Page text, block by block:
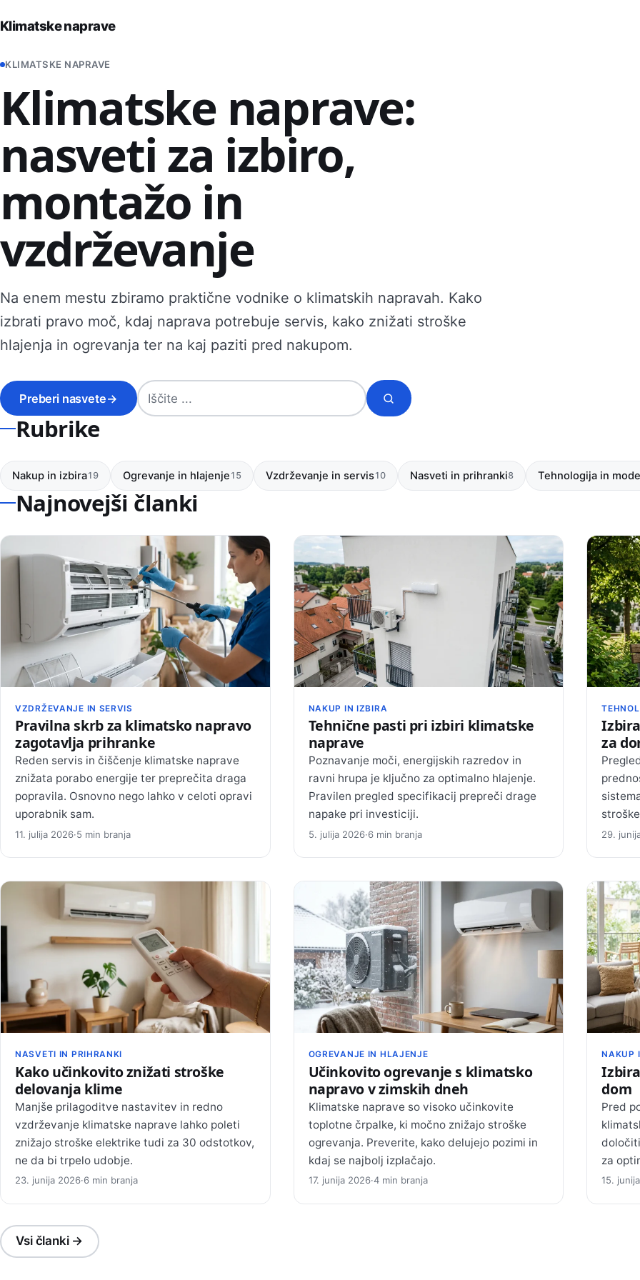
Klimatske naprave
Iskanje po strani
KLIMATSKE NAPRAVE
Klimatske naprave:
nasveti za izbiro,
montažo in
vzdrževanje
Na enem mestu zbiramo praktične vodnike o klimatskih napravah. Kako
izbrati pravo moč, kdaj naprava potrebuje servis, kako znižati stroške
hlajenja in ogrevanja ter na kaj paziti pred nakupom.
Preberi nasvete→
Iskanje po strani
Isci
Rubrike
Nakup in izbira19 Ogrevanje in hlajenje 15 Vzdrževanje in servis10 Nasveti in prihranki8 Tehnologija in
Najnovejši članki
VZDRŽEVANJE IN SERVIS
Pravilna skrb za klimatsko napravo
zagotavlja prihranke
Reden servis in čiščenje klimatske naprave
znižata porabo energije ter preprečita draga
popravila. Osnovno nego lahko v celoti opravi
uporabnik sam.
11. julija 2026·5 min branja
NAKUP IN IZBIRA
Tehnične pasti pri izbiri klimatske
naprave
Poznavanje moči, energijskih razredov in
ravni hrupa je ključno za optimalno hlajenje.
Pravilen pregled specifikacij prepreči drage
napake pri investiciji.
5. julija 2026·6 min branja
za
29.
NASVETI IN PRIHRANKI
Kako učinkovito znižati stroške
delovanja klime
Manjše prilagoditve nastavitev in redno
vzdrževanje klimatske naprave lahko poleti
znižajo stroške elektrike tudi za 30 odstotkov,
ne da bi trpelo udobje.
23. junija 2026·6 min branja
OGREVANJE IN HLAJENJE
Učinkovito ogrevanje s klimatsko
napravo v zimskih dneh
Klimatske naprave so visoko učinkovite
toplotne črpalke, ki močno znižajo stroške
ogrevanja. Preverite, kako delujejo pozimi in
kdaj se najbolj izplačajo.
17. junija 2026·4 min branja
NAKUP
dom
Pred
za
15.
Vsi članki →